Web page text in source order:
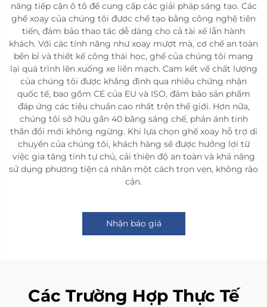
năng tiếp cận ô tô để cung cấp các giải pháp sáng tạo. Các
ghế xoay của chúng tôi được chế tạo bằng công nghệ tiên
tiến, đảm bảo thao tác dễ dàng cho cả tài xế lẫn hành
khách. Với các tính năng như xoay mượt mà, cơ chế an toàn
bền bỉ và thiết kế công thái học, ghế của chúng tôi mang
lại quá trình lên xuống xe liền mạch. Cam kết về chất lượng
của chúng tôi được khẳng định qua nhiều chứng nhận
quốc tế, bao gồm CE của EU và ISO, đảm bảo sản phẩm
đáp ứng các tiêu chuẩn cao nhất trên thế giới. Hơn nữa,
chúng tôi sở hữu gần 40 bằng sáng chế, phản ánh tinh
thần đổi mới không ngừng. Khi lựa chọn ghế xoay hỗ trợ di
chuyển của chúng tôi, khách hàng sẽ được hưởng lợi từ
việc gia tăng tính tự chủ, cải thiện độ an toàn và khả năng
sử dụng phương tiện cá nhân một cách trọn vẹn, không rào
cản.
Nhận báo giá
Các Trường Hợp Thực Tế